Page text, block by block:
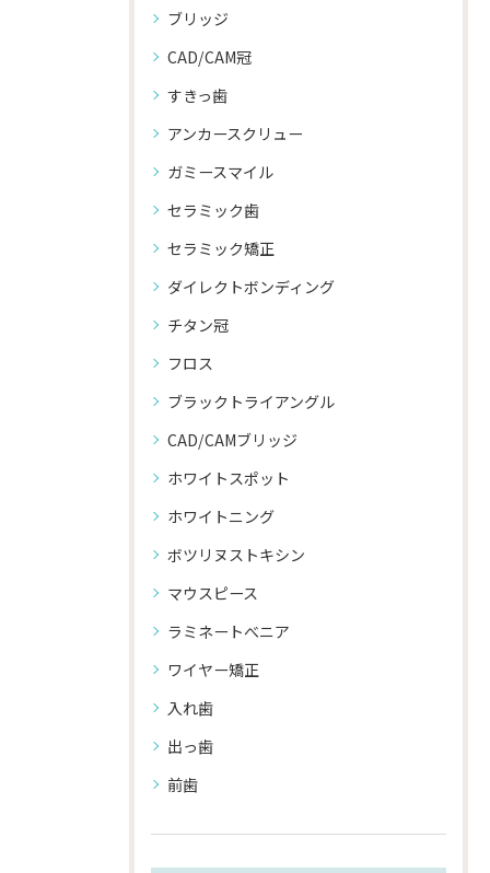
ブリッジ
CAD/CAM冠
すきっ歯
アンカースクリュー
ガミースマイル
セラミック歯
セラミック矯正
ダイレクトボンディング
チタン冠
フロス
ブラックトライアングル
CAD/CAMブリッジ
ホワイトスポット
ホワイトニング
ボツリヌストキシン
マウスピース
ラミネートべニア
ワイヤー矯正
入れ歯
出っ歯
前歯